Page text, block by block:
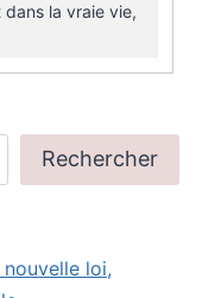
la vraie vie,
Rechercher
loi,